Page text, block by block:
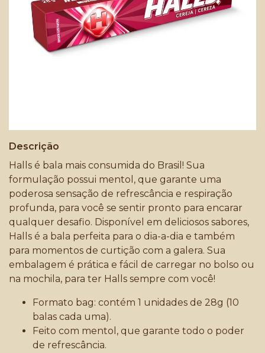
Descrição
Halls é bala mais consumida do Brasil! Sua
formulação possui mentol, que garante uma
poderosa sensação de refrescância e respiração
profunda, para você se sentir pronto para encarar
qualquer desafio. Disponível em deliciosos sabores,
Halls é a bala perfeita para o dia-a-dia e também
para momentos de curtição com a galera. Sua
embalagem é prática e fácil de carregar no bolso ou
na mochila, para ter Halls sempre com você!
Formato bag: contém 1 unidades de 28g (10
balas cada uma).
Feito com mentol, que garante todo o poder
de refrescância.